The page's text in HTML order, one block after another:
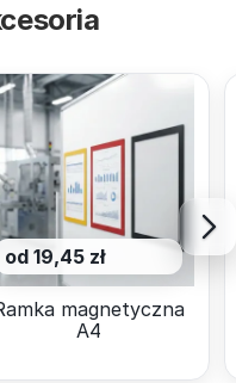
od 19,45 zł
magnetyczna
A4